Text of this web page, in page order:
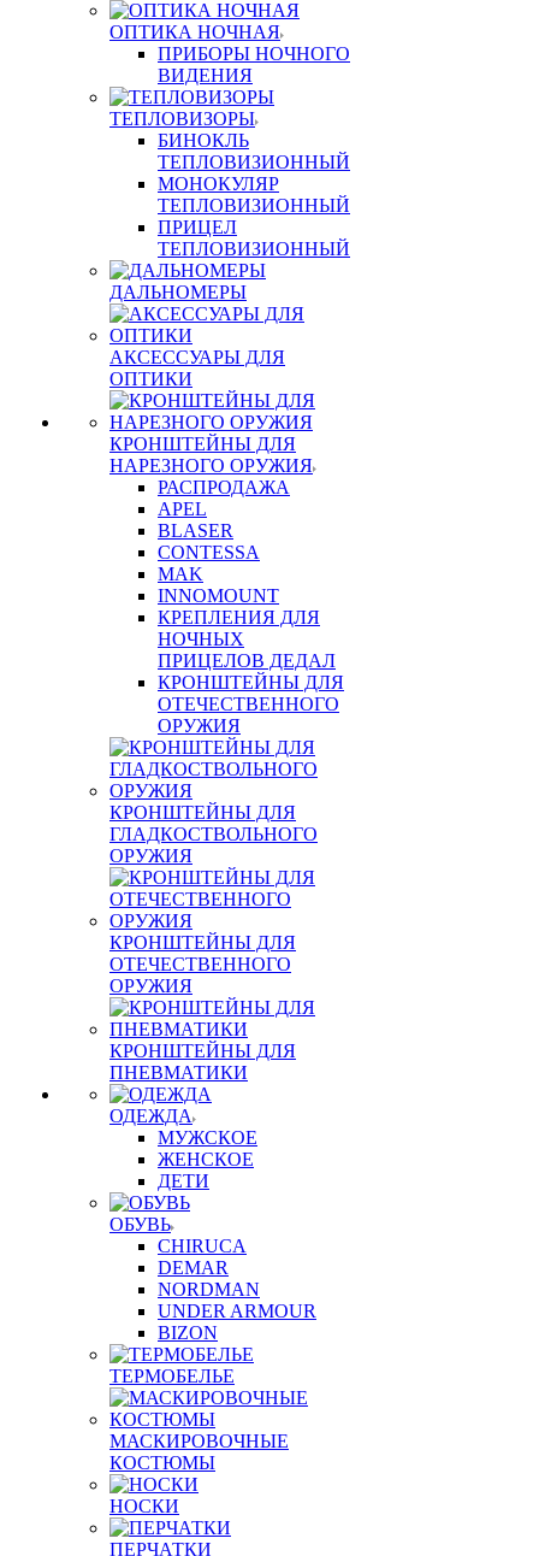
ОПТИКА НОЧНАЯ
ПРИБОРЫ НОЧНОГО
ВИДЕНИЯ
ТЕПЛОВИЗОРЫ
БИНОКЛЬ
ТЕПЛОВИЗИОННЫЙ
МОНОКУЛЯР
ТЕПЛОВИЗИОННЫЙ
ПРИЦЕЛ
ТЕПЛОВИЗИОННЫЙ
ДАЛЬНОМЕРЫ
АКСЕССУАРЫ ДЛЯ
ОПТИКИ
КРОНШТЕЙНЫ ДЛЯ
НАРЕЗНОГО ОРУЖИЯ
РАСПРОДАЖА
APEL
BLASER
CONTESSA
MAK
INNOMOUNT
КРЕПЛЕНИЯ ДЛЯ
НОЧНЫХ
ПРИЦЕЛОВ ДЕДАЛ
КРОНШТЕЙНЫ ДЛЯ
ОТЕЧЕСТВЕННОГО
ОРУЖИЯ
КРОНШТЕЙНЫ ДЛЯ
ГЛАДКОСТВОЛЬНОГО
ОРУЖИЯ
КРОНШТЕЙНЫ ДЛЯ
ОТЕЧЕСТВЕННОГО
ОРУЖИЯ
КРОНШТЕЙНЫ ДЛЯ
ПНЕВМАТИКИ
ОДЕЖДА
МУЖСКОЕ
ЖЕНСКОЕ
ДЕТИ
ОБУВЬ
CHIRUCA
DEMAR
NORDMAN
UNDER ARMOUR
BIZON
ТЕРМОБЕЛЬЕ
МАСКИРОВОЧНЫЕ
КОСТЮМЫ
НОСКИ
ПЕРЧАТКИ